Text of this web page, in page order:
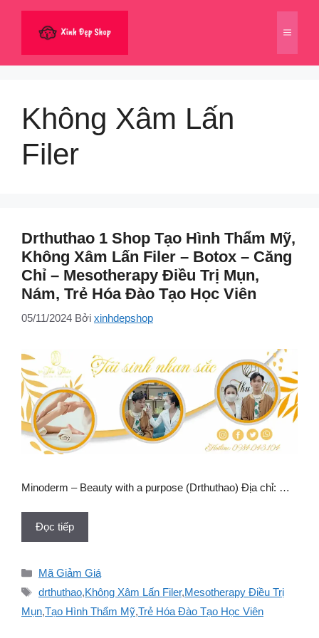
dung
Menu
Không Xâm Lấn
Filer
Drthuthao 1 Shop Tạo Hình Thẩm Mỹ,
Không Xâm Lấn Filer – Botox – Căng
Chỉ – Mesotherapy Điều Trị Mụn,
Nám, Trẻ Hóa Đào Tạo Học Viên
05/11/2024 Bởi xinhdepshop
Minoderm – Beauty with a purpose (Drthuthao) Địa chỉ: …
Đọc tiếp
Danh
mục
Mã Giảm Giá
Thẻ
drthuthao,Không Xâm Lấn Filer,Mesotherapy Điều Trị
Mụn,Tạo Hình Thẩm Mỹ,Trẻ Hóa Đào Tạo Học Viên